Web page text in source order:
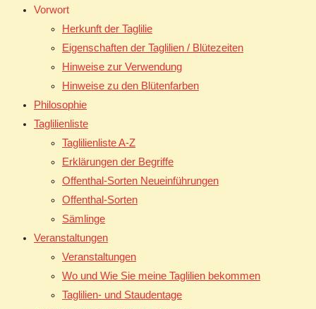
Vorwort
Herkunft der Taglilie
Eigenschaften der Taglilien / Blütezeiten
Hinweise zur Verwendung
Hinweise zu den Blütenfarben
Philosophie
Taglilienliste
Taglilienliste A-Z
Erklärungen der Begriffe
Offenthal-Sorten Neueinführungen
Offenthal-Sorten
Sämlinge
Veranstaltungen
Veranstaltungen
Wo und Wie Sie meine Taglilien bekommen
Taglilien- und Staudentage